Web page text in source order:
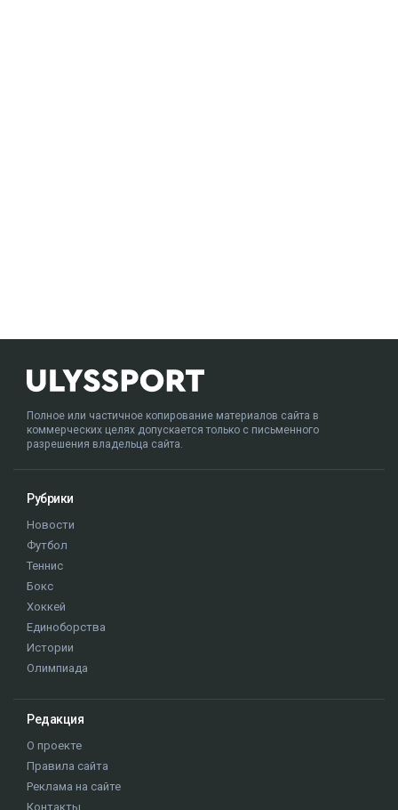
Полное или частичное копирование материалов сайта в
коммерческих целях допускается только с письменного
разрешения владельца сайта.
Рубрики
Новости
Футбол
Теннис
Бокс
Хоккей
Единоборства
Истории
Олимпиада
Редакция
О проекте
Правила сайта
Реклама на сайте
Контакты